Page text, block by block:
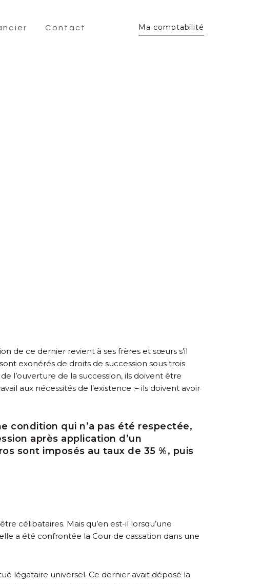
Contact Ma comptabilité
de ce dernier revient à ses frères et sœurs s’il
exonérés de droits de succession sous trois
l’ouverture de la succession, ils doivent être
aux nécessités de l’existence ;– ils doivent avoir
condition qui n’a pas été respectée,
après application d’un
sont imposés au taux de 35 %, puis
célibataires. Mais qu’en est-il lorsqu’une
a été confrontée la Cour de cassation dans une
légataire universel. Ce dernier avait déposé la